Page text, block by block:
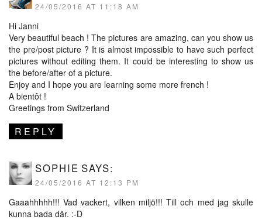
24/05/2016 AT 11:18 AM
Hi Janni
Very beautiful beach ! The pictures are amazing, can you show us
the pre/post picture ? It is almost impossible to have such perfect
pictures without editing them. It could be interesting to show us
the before/after of a picture.
Enjoy and I hope you are learning some more french !
A bientôt !
Greetings from Switzerland
REPLY
SOPHIE SAYS:
24/05/2016 AT 12:13 PM
Gaaahhhhh!!! Vad vackert, vilken miljö!!! Till och med jag skulle
kunna bada där. :-D